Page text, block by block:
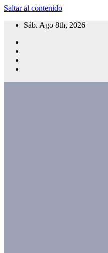
Saltar al contenido
Sáb. Ago 8th, 2026